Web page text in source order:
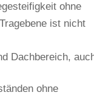
ohne
ist nicht
Dach­be­reich,
ohne